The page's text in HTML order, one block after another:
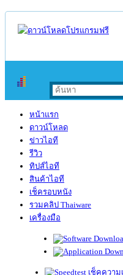
หน้าแรก
ดาวน์โหลด
ข่าวไอที
รีวิว
ทิปส์ไอที
สินค้าไอที
เช็ครอบหนัง
รวมคลิป Thaiware
เครื่องมือ
เช็คความ